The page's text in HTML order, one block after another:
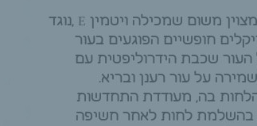
יתרונות חמאת דקל היא אנטי אייג'ינג מצוין משום שמכילה ויטמין E ,נוגד
חופשיים הפוגעים בעור
העור שכבת הידרוליפטית עם
על עור רענן ובריא.
בה, מעודדת התחדשות
בהשלמת לחות לאחר חשיפה